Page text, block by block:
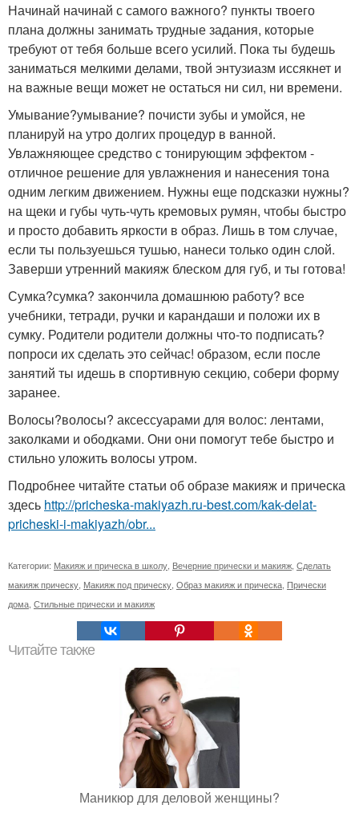
Начинай начинай с самого важного? пункты твоего
плана должны занимать трудные задания, которые
требуют от тебя больше всего усилий. Пока ты будешь
заниматься мелкими делами, твой энтузиазм иссякнет и
на важные вещи может не остаться ни сил, ни времени.
Умывание?умывание? почисти зубы и умойся, не
планируй на утро долгих процедур в ванной.
Увлажняющее средство с тонирующим эффектом -
отличное решение для увлажнения и нанесения тона
одним легким движением. Нужны еще подсказки нужны?
на щеки и губы чуть-чуть кремовых румян, чтобы быстро
и просто добавить яркости в образ. Лишь в том случае,
если ты пользуешься тушью, нанеси только один слой.
Заверши утренний макияж блеском для губ, и ты готова!
Сумка?сумка? закончила домашнюю работу? все
учебники, тетради, ручки и карандаши и положи их в
сумку. Родители родители должны что-то подписать?
попроси их сделать это сейчас! образом, если после
занятий ты идешь в спортивную секцию, собери форму
заранее.
Волосы?волосы? аксессуарами для волос: лентами,
заколками и ободками. Они они помогут тебе быстро и
стильно уложить волосы утром.
Подробнее читайте статьи об образе макияж и прическа
здесь http://pricheska-makiyazh.ru-best.com/kak-delat-
pricheski-i-makiyazh/obr...
Категории: Макияж и прическа в школу Вечерние прически и макияж Сделать
макияж прическу Макияж под прическу Образ макияж и прическа Прически
дома Стильные прически и макияж
Читайте также
Маникюр для деловой женщины?